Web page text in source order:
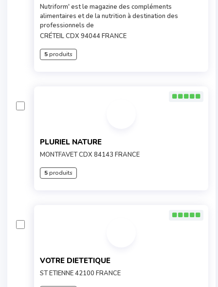
Nutriform' est le magazine des compléments
alimentaires et de la nutrition à destination des
professionnels de
CRÉTEIL CDX 94044 FRANCE
5produits
PLURIEL NATURE
MONTFAVET CDX 84143 FRANCE
5produits
VOTRE DIETETIQUE
ST ETIENNE 42100 FRANCE